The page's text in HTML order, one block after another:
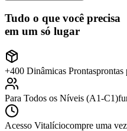
Tudo o que você precisa
em um só lugar
+400 Dinâmicas Prontasprontas
Para Todos os Níveis (A1-C1)
Acesso Vitalíciocompre uma